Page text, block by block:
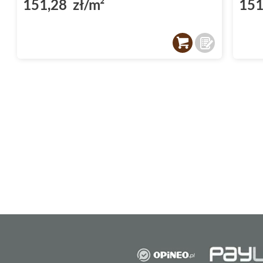
Płytki Paradyż Terrace
niezwykle trwałym i odpornym na ścieranie
płytki te zachowają swój pierwotny wygląd
gdzie chce się spędzać czas. Płytki te
151,28 zł/m²